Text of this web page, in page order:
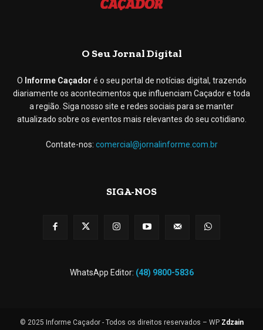
O Seu Jornal Digital
O Informe Caçador é o seu portal de notícias digital, trazendo
diariamente os acontecimentos que influenciam Caçador e toda
a região. Siga nosso site e redes sociais para se manter
atualizado sobre os eventos mais relevantes do seu cotidiano.
Contate-nos: comercial@jornalinforme.com.br
SIGA-NOS
WhatsApp Editor: (48) 9800-5836
© 2025 Informe Caçador - Todos os direitos reservados – WP Zdzain